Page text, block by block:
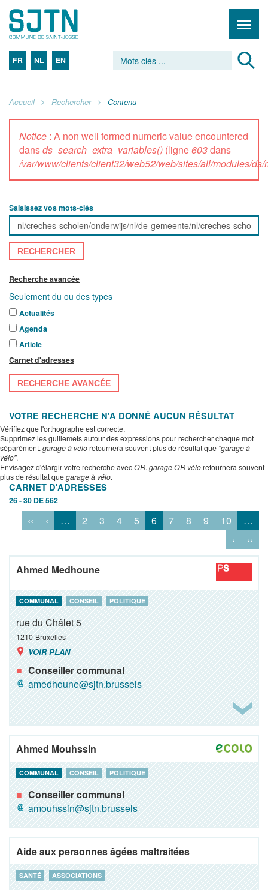
FR NL EN
Accueil Rechercher Contenu
Notice : A non well formed numeric value encountered
dansds_search_extra_variables() (ligne603dans
/var/www/clients/client32/web52/web/sites/all/modules/
Saisissez vos mots-clés
RECHERCHER
Recherche avancée
Seulement du ou des types
Actualités
Agenda
Article
Carnet d'adresses
RECHERCHE AVANCÉE
VOTRE RECHERCHE N'A DONNÉ AUCUN RÉSULTAT
Vérifiez que l'orthographe est correcte.
Supprimez les guillemets autour des expressions pour rechercher chaque mot
séparément. garage à véloretournera souvent plus de résultat que "garage à
vélo".
Envisagez d'élargir votre recherche avecOR. garage OR véloretournera souvent
plus de résultat quegarage à vélo.
CARNET D'ADRESSES
26 - 30 DE 562
‹‹ ‹ … 2 3 4 5 6 7 8 9 10
…
›
››
Ahmed Medhoune
COMMUNAL CONSEIL POLITIQUE
rue du Châlet 5
1210 Bruxelles
VOIR PLAN
Conseiller communal
amedhoune@sjtn.brussels
Ahmed Mouhssin
COMMUNAL CONSEIL POLITIQUE
Conseiller communal
amouhssin@sjtn.brussels
Aide aux personnes âgées maltraitées
SANTÉ ASSOCIATIONS